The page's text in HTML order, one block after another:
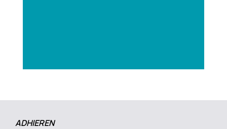
ADHIEREN